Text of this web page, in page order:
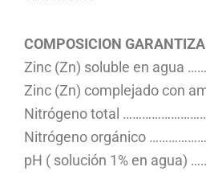
COMPOSICION
Zinc (Zn) soluble en agua
Zinc (Zn) complejado con
Nitrógeno total
Nitrógeno orgánico
pH ( solución 1% en agua)